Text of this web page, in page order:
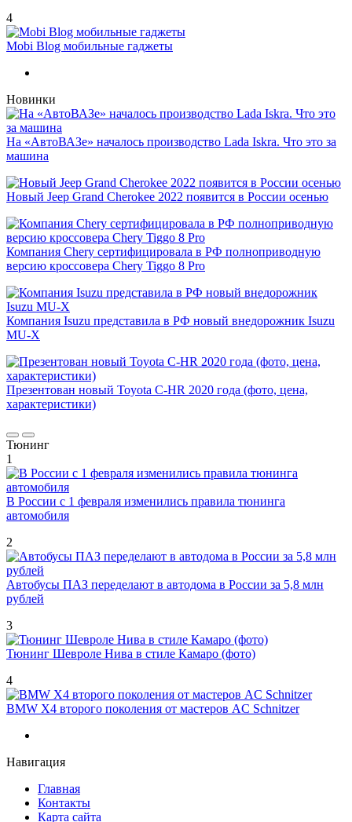
4
Mobi Blog мобильные гаджеты
Новинки
На «АвтоВАЗе» началось производство Lada Iskra. Что это за
машина
Новый Jeep Grand Cherokee 2022 появится в России осенью
Компания Chery сертифицировала в РФ полноприводную
версию кроссовера Chery Tiggo 8 Pro
Компания Isuzu представила в РФ новый внедорожник Isuzu
MU-X
Презентован новый Toyota C-HR 2020 года (фото, цена,
характеристики)
Тюнинг
1
В России с 1 февраля изменились правила тюнинга
автомобиля
2
Автобусы ПАЗ переделают в автодома в России за 5,8 млн
рублей
3
Тюнинг Шевроле Нива в стиле Камаро (фото)
4
BMW X4 второго поколения от мастеров AC Schnitzer
Навигация
Главная
Контакты
Карта сайта